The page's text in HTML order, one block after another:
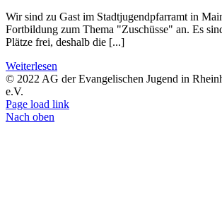
Wir sind zu Gast im Stadtjugendpfarramt in
Fortbildung zum Thema "Zuschüsse" an. Es
Plätze frei, deshalb die [...]
Weiterlesen
© 2022 AG der Evangelischen Jugend in
e.V.
Page load link
Nach oben